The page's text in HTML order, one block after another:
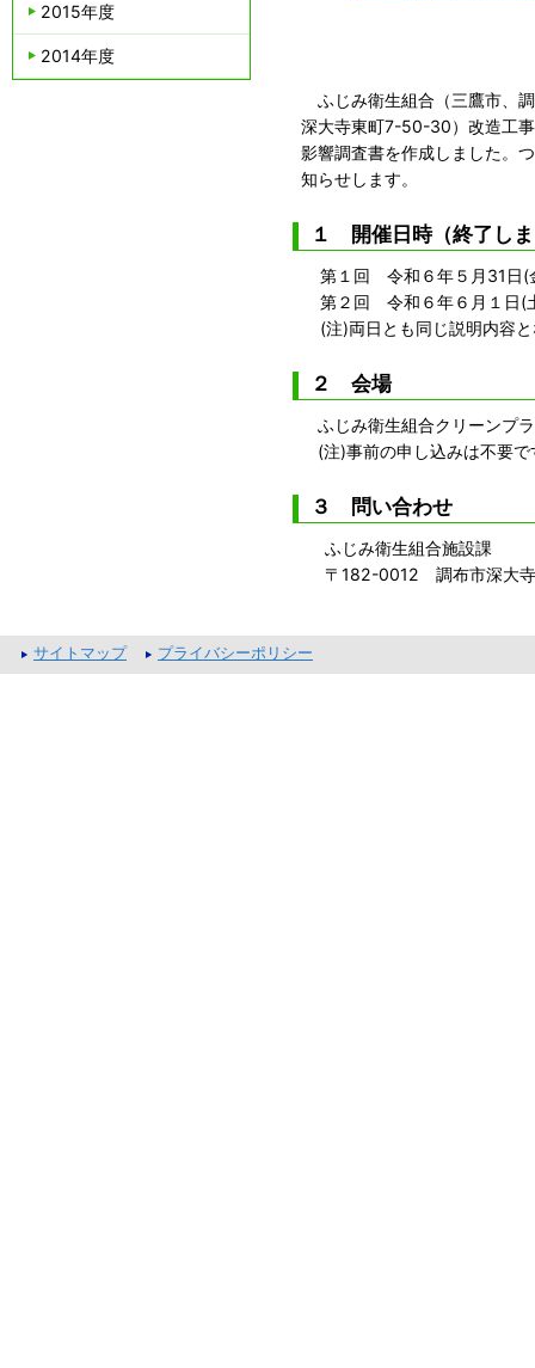
ふじみ衛生組合（三鷹市、
深大寺東町7-50-30）改造工
影響調査書を作成しました。
知らせします。
１ 開催日時（終了し
第１回 令和６年５月31日(
第２回 令和６年６月１日(
(注)両日とも同じ説明内容と
２ 会場
ふじみ衛生組合クリーンプ
(注)事前の申し込みは不要で
３ 問い合わせ
ふじみ衛生組合施設課
〒182-0012 調布市深大
2015年度
2014年度
サイトマップ プライバシーポリシー